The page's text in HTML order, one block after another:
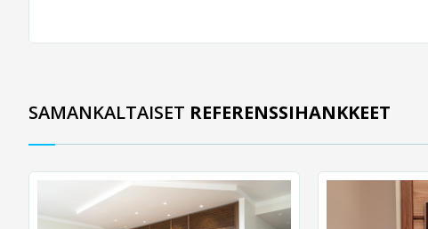
SAMANKALTAISET REFERENSSIHANKKEET